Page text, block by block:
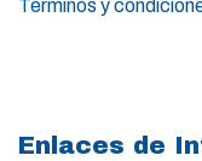
Términos y
Enlaces de